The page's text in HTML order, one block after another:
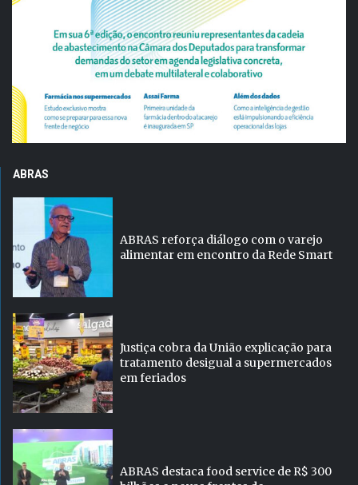
ABRAS
ABRAS reforça diálogo com o varejo
alimentar em encontro da Rede Smart
Justiça cobra da União explicação para
tratamento desigual a supermercados
em feriados
ABRAS destaca food service de R$ 300